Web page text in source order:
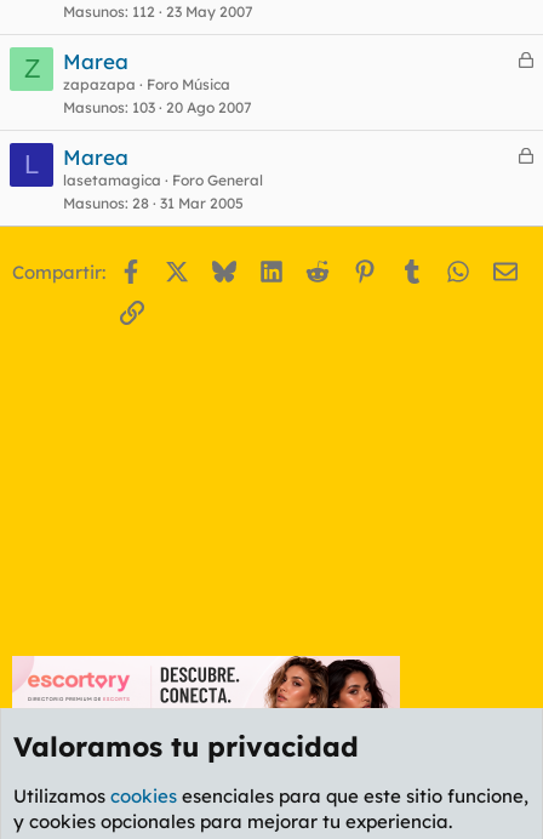
a
d
Masunos 112 23 May 2007
Z
C
r
a
Marea
zapazapa
Foro Música
Masunos 103 20 Ago 2007
L
C
r
Marea
lasetamagica
Foro General
Masunos 28 31 Mar 2005
Compartir: Facebook BlueskyLinkedIn
Reddit Pinterest
Tumblr
Enlace
Foro Música
Valoramos tu privacidad
Utilizamos cookies esenciales para que este sitio funcione,
y cookies opcionales para mejorar tu experiencia.